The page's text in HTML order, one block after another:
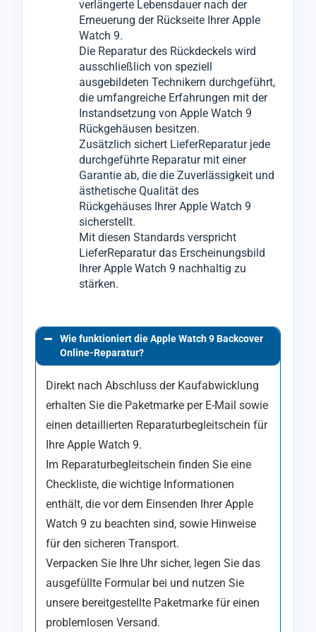
durchführen.
verlängerte Lebensdauer nach der
Erneuerung der Rückseite Ihrer Apple
Watch 9.
Die Reparatur des Rückdeckels wird
ausschließlich von speziell
ausgebildeten Technikern durchgeführt,
die umfangreiche Erfahrungen mit der
Instandsetzung von Apple Watch 9
Rückgehäusen besitzen.
Zusätzlich sichert LieferReparatur jede
durchgeführte Reparatur mit einer
Garantie ab, die die Zuverlässigkeit und
ästhetische Qualität des
Rückgehäuses Ihrer Apple Watch 9
sicherstellt.
Mit diesen Standards verspricht
LieferReparatur das Erscheinungsbild
Ihrer Apple Watch 9 nachhaltig zu
stärken.
Wie funktioniert die Apple Watch 9 Backcover
Online-Reparatur?
Direkt nach Abschluss der Kaufabwicklung
erhalten Sie die Paketmarke per E-Mail sowie
einen detaillierten Reparaturbegleitschein für
Ihre Apple Watch 9.
Im Reparaturbegleitschein finden Sie eine
Checkliste, die wichtige Informationen
enthält, die vor dem Einsenden Ihrer Apple
Watch 9 zu beachten sind, sowie Hinweise
für den sicheren Transport.
Verpacken Sie Ihre Uhr sicher, legen Sie das
ausgefüllte Formular bei und nutzen Sie
unsere bereitgestellte Paketmarke für einen
problemlosen Versand.